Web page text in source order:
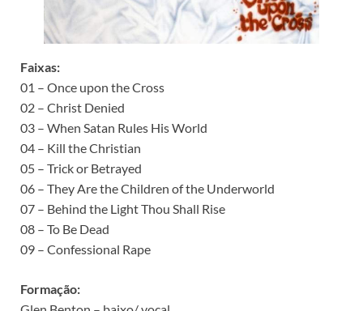
Faixas:
01 – Once upon the Cross
02 – Christ Denied
03 – When Satan Rules His World
04 – Kill the Christian
05 – Trick or Betrayed
06 – They Are the Children of the Underworld
07 – Behind the Light Thou Shall Rise
08 – To Be Dead
09 – Confessional Rape
Formação: